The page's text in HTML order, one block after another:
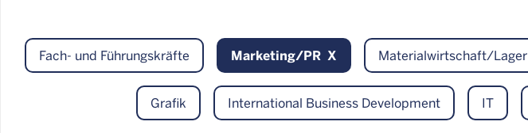
Fach- und Führungskräfte Marketing/PR Materialwirtschaft/Lager
Grafik International Business Development IT